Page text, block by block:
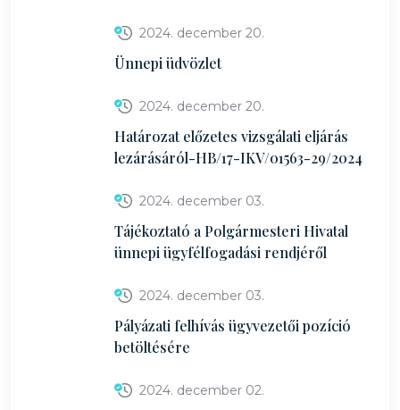
2024. december 20.
Ünnepi üdvözlet
2024. december 20.
Határozat előzetes vizsgálati eljárás
lezárásáról-HB/17-IKV/01563-29/2024
2024. december 03.
Tájékoztató a Polgármesteri Hivatal
ünnepi ügyfélfogadási rendjéről
2024. december 03.
Pályázati felhívás ügyvezetői pozíció
betöltésére
2024. december 02.